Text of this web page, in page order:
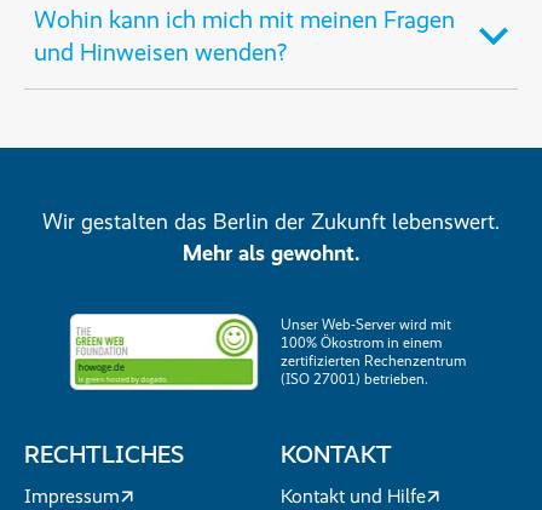
Wohin kann ich mich mit meinen Fragen
und Hinweisen wenden?
Wir gestalten das Berlin der Zukunft lebenswert.
Mehr als gewohnt.
Unser Web-Server wird mit
100% Ökostrom in einem
zertifizierten Rechenzentrum
(ISO 27001) betrieben.
RECHTLICHES
Impressum
KONTAKT
Kontakt und Hilfe